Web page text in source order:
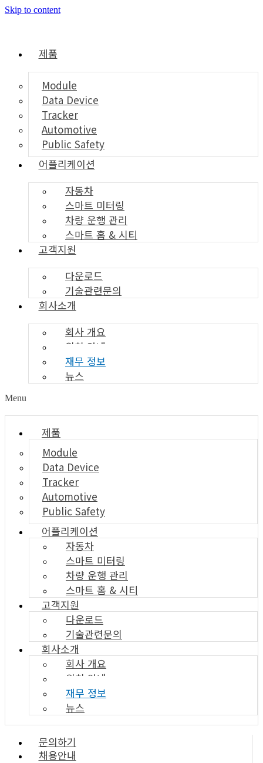
Skip to content
제품
Module
Data Device
Tracker
Automotive
Public Safety
어플리케이션
자동차
스마트 미터링
차량 운행 관리
스마트 홈 & 시티
고객지원
다운로드
기술관련문의
회사소개
회사 개요
위치 안내
재무 정보
뉴스
Menu
제품
Module
Data Device
Tracker
Automotive
Public Safety
어플리케이션
자동차
스마트 미터링
차량 운행 관리
스마트 홈 & 시티
고객지원
다운로드
기술관련문의
회사소개
회사 개요
위치 안내
재무 정보
뉴스
문의하기
채용안내